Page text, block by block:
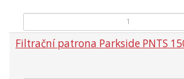
Filtrační patrona Parkside PNTS